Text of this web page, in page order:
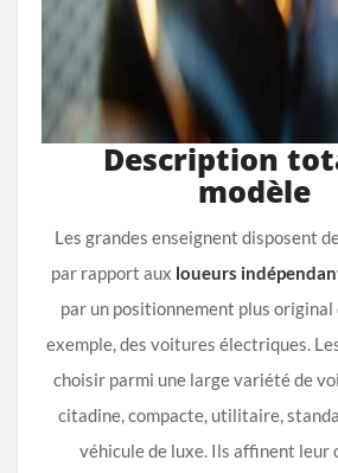
Description
modèle
Les grandes enseignent disposent
par rapport aux loueurs
par un positionnement plus original
exemple, des voitures électriques.
choisir parmi une large variété de
citadine, compacte, utilitaire,
véhicule de luxe. Ils affinent leur